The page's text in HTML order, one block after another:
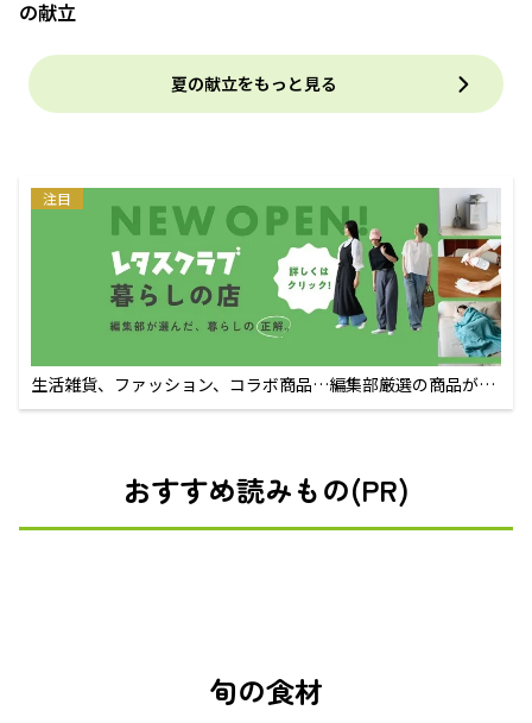
の献立
夏の献立をもっと見る
注目
生活雑貨、ファッション、コラボ商品…編集部厳選の商品が買
えるECサイト
おすすめ読みもの(PR)
旬の食材